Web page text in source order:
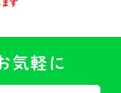
す
気軽に